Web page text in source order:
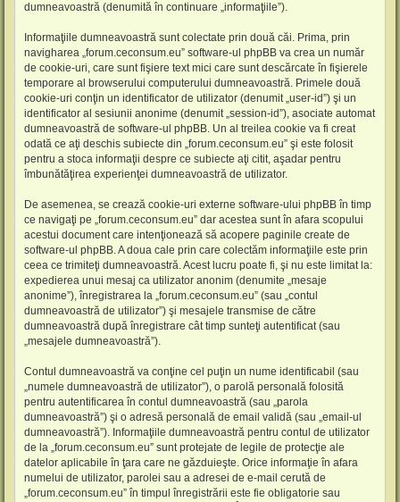
dumneavoastră (denumită în continuare „informaţiile”).
Informaţiile dumneavoastră sunt colectate prin două căi. Prima, prin
navigharea „forum.ceconsum.eu” software-ul phpBB va crea un număr
de cookie-uri, care sunt fişiere text mici care sunt descărcate în fişierele
temporare al browserului computerului dumneavoastră. Primele două
cookie-uri conţin un identificator de utilizator (denumit „user-id”) şi un
identificator al sesiunii anonime (denumit „session-id”), asociate automat
dumneavoastră de software-ul phpBB. Un al treilea cookie va fi creat
odată ce aţi deschis subiecte din „forum.ceconsum.eu” şi este folosit
pentru a stoca informaţii despre ce subiecte aţi citit, aşadar pentru
îmbunătăţirea experienţei dumneavoastră de utilizator.
De asemenea, se crează cookie-uri externe software-ului phpBB în timp
ce navigaţi pe „forum.ceconsum.eu” dar acestea sunt în afara scopului
acestui document care intenţionează să acopere paginile create de
software-ul phpBB. A doua cale prin care colectăm informaţiile este prin
ceea ce trimiteţi dumneavoastră. Acest lucru poate fi, şi nu este limitat la:
expedierea unui mesaj ca utilizator anonim (denumite „mesaje
anonime”), înregistrarea la „forum.ceconsum.eu” (sau „contul
dumneavoastră de utilizator”) şi mesajele transmise de către
dumneavoastră după înregistrare cât timp sunteţi autentificat (sau
„mesajele dumneavoastră”).
Contul dumneavoastră va conţine cel puţin un nume identificabil (sau
„numele dumneavoastră de utilizator”), o parolă personală folosită
pentru autentificarea în contul dumneavoastră (sau „parola
dumneavoastră”) şi o adresă personală de email validă (sau „email-ul
dumneavoastră”). Informaţiile dumneavoastră pentru contul de utilizator
de la „forum.ceconsum.eu” sunt protejate de legile de protecţie ale
datelor aplicabile în ţara care ne găzduieşte. Orice informaţie în afara
numelui de utilizator, parolei sau a adresei de e-mail cerută de
„forum.ceconsum.eu” în timpul înregistrării este fie obligatorie sau